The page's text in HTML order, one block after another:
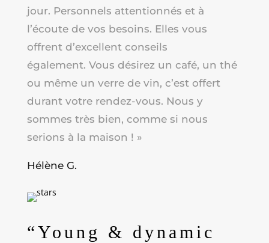
jour. Personnels attentionnés et à
l’écoute de vos besoins. Elles vous
offrent d’excellent conseils
également. Vous désirez un café, un thé
ou même un verre de vin, c’est offert
durant votre rendez-vous. Nous y
sommes très bien, comme si nous
serions à la maison ! »
Hélène G.
“Young & dynamic